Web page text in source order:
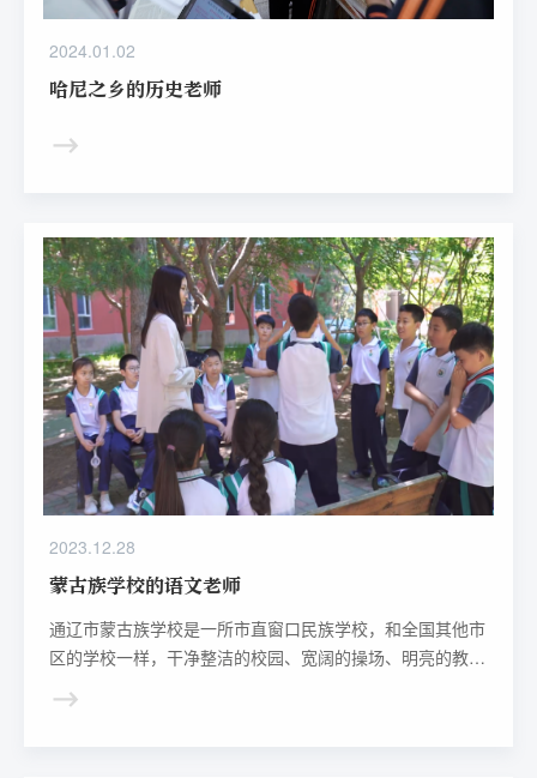
2024.01.02
哈尼之乡的历史老师
2023.12.28
蒙古族学校的语文老师
通辽市蒙古族学校是一所市直窗口民族学校，和全国其他市
区的学校一样，干净整洁的校园、宽阔的操场、明亮的教室